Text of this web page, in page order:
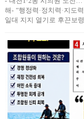
해- “행정력·정치력·지도
일대 지지 열기로 후끈보